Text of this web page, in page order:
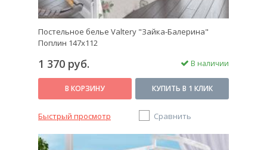
Постельное белье Valtery "Зайка-Балерина"
Поплин 147х112
1 370 руб. В наличии
В КОРЗИНУ КУПИТЬ В 1 КЛИК
Быстрый просмотр Сравнить